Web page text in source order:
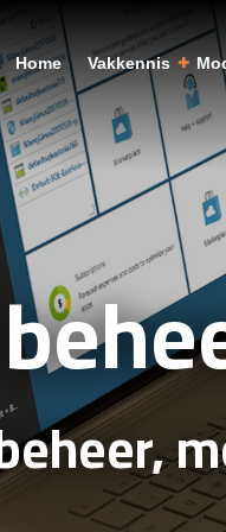
Home Vakkennis